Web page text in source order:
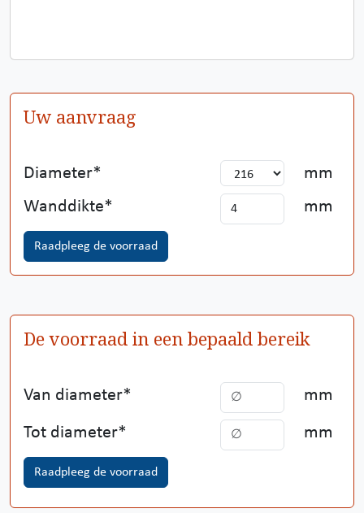
Uw aanvraag
Diameter
mm
Wanddikte
mm
Raadpleeg de voorraad
De voorraad in een bepaald bereik
Van diameter
mm
Tot diameter
mm
Raadpleeg de voorraad